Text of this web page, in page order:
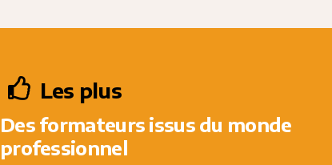
Les plus
Des formateurs issus du monde
professionnel